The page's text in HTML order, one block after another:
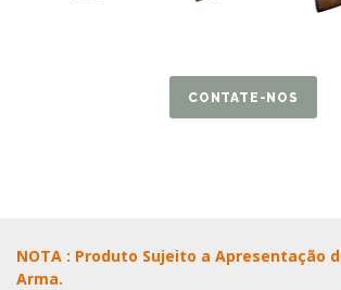
CONTATE-NOS
NOTA : Produto Sujeito a Apresentação
Arma.